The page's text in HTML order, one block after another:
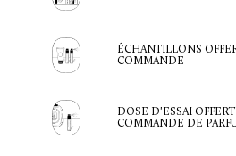
ÉCHANTILLONS
COMMANDE
DOSE D'ESSAI
COMMANDE DE